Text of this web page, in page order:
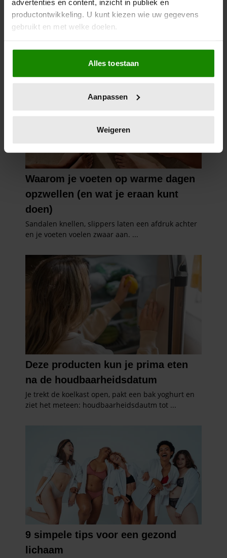
advertenties en content, inzicht in publiek en
productontwikkeling. U kunt kiezen wie uw gegevens
gebruikt en met welke doelen.
Als u het toestaat, willen we ook graag:
Informatie verzamelen over uw geografische
locatie, die tot een paar meter nauwkeurig kan zijn
scannen op specifieke eigenschappen (fingerprinting)
verwerkt en stel uw voorkeuren in het
intrekken in de Cookieverklaring.
We gebruiken cookies om content en advertenties te
personaliseren, om functies voor social media te bieden
en om ons websiteverkeer te analyseren. Ook delen we
informatie over uw gebruik van onze site met onze
partners voor social media, adverteren en analyse. Deze
partners kunnen deze gegevens combineren met andere
verzameld op basis van uw gebruik van hun services. U
gaat akkoord met onze cookies als u onze website blijft
Alles toestaan
Aanpassen
Weigeren